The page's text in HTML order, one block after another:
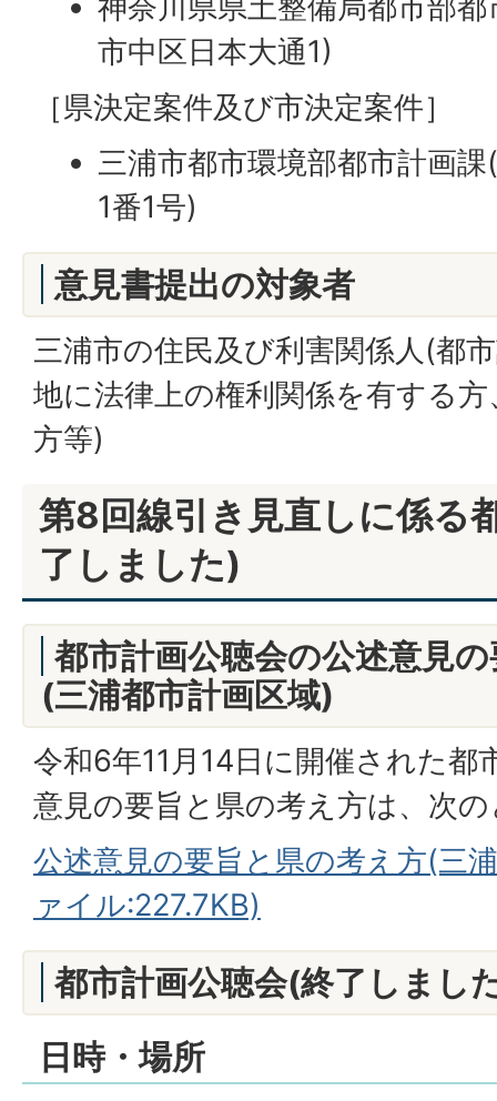
市中区日本大通1)
［県決定案件及び市決定案件］
三浦市都市環境部都市計画
1番1号)
意見書提出の対象者
三浦市の住民及び利害関係人(都
地に法律上の権利関係を有する
方等)
第8回線引き見直しに係る
了しました)
都市計画公聴会の公述意見
(三浦都市計画区域)
令和6年11月14日に開催された都
意見の要旨と県の考え方は、次
公述意見の要旨と県の考え方(三
ァイル:227.7KB)
都市計画公聴会(終了しまし
日時・場所